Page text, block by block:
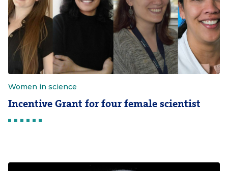
Women in science
Incentive Grant for four female scientist